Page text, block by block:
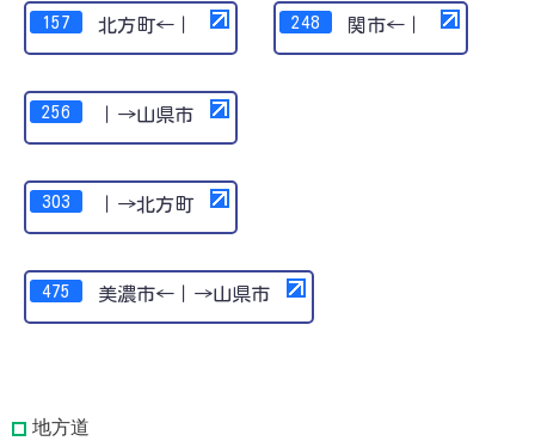
157 北方町←｜ 248 関市←｜
256 ｜→山県市
303 ｜→北方町
475 美濃市←｜→山県市
地方道